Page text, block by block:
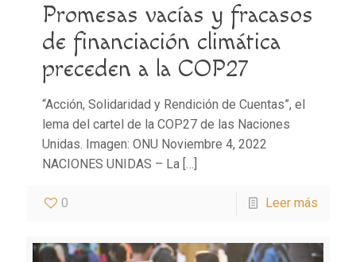
Promesas vacías y fracasos
de financiación climática
preceden a la COP27
“Acción, Solidaridad y Rendición de Cuentas”, el
lema del cartel de la COP27 de las Naciones
Unidas. Imagen: ONU Noviembre 4, 2022
NACIONES UNIDAS – La […]
0 Leer más